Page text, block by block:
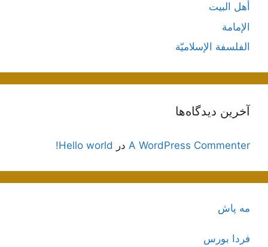
أهل البيت
الإمامة
الفلسفة الإسلاميّة
آخرین دیدگاه‌ها
A WordPress Commenter در Hello world!
مه پاش
فردا بورس